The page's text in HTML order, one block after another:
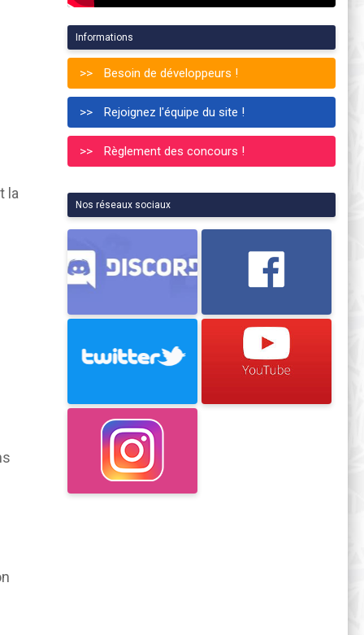
la
Informations
Besoin de développeurs !
Rejoignez l'équipe du site !
Règlement des concours !
Nos réseaux sociaux